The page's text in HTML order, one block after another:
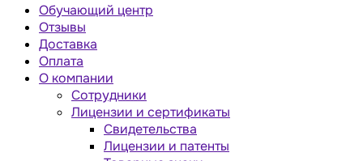
Обучающий центр
Отзывы
Доставка
Оплата
О компании
Сотрудники
Лицензии и сертификаты
Свидетельства
Лицензии и патенты